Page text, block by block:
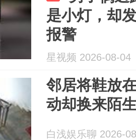
是小灯，却
报警
星视频 2026-08-04
邻居将鞋放
动却换来陌
白浅娱乐聊 2026-